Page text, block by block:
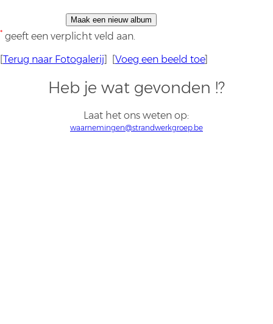
* geeft een verplicht veld aan.
[Terug naar Fotogalerij] [Voeg een beeld toe]
Heb je wat gevonden !?
Laat het ons weten op:
waarnemingen@strandwerkgroep.be